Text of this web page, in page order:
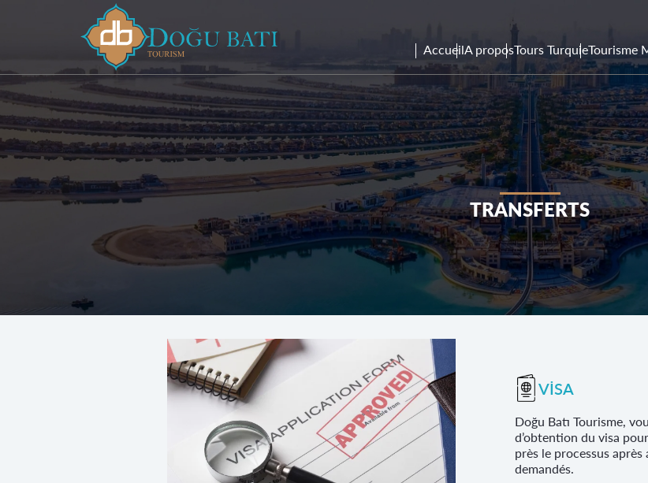
AccueilA proposTours TurquieTourisme
TRANSFERTS
VİSA
Doğu Batı Tourisme,
d’obtention du visa
près le processus
demandés.